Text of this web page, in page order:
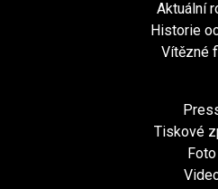
Aktuální
Historie
Vítězné
Tiskové
Foto